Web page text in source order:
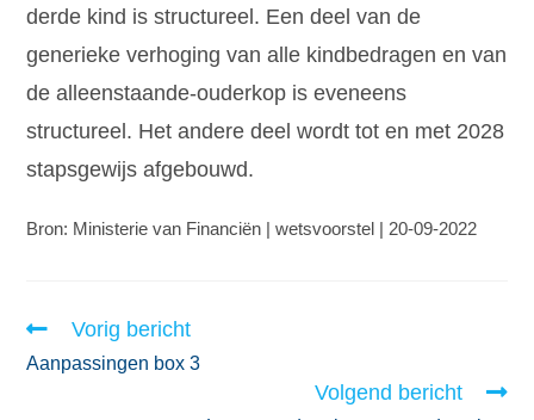
derde kind is structureel. Een deel van de
generieke verhoging van alle kindbedragen en van
de alleenstaande-ouderkop is eveneens
structureel. Het andere deel wordt tot en met 2028
stapsgewijs afgebouwd.
Bron: Ministerie van Financiën | wetsvoorstel | 20-09-2022
Vorig bericht
Aanpassingen box 3
Volgend bericht